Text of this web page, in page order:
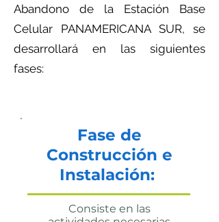
Abandono de la Estación Base
Celular PANAMERICANA SUR, se
desarrollará en las siguientes
fases:
Fase de
Construcción e
Instalación:
Consiste en las